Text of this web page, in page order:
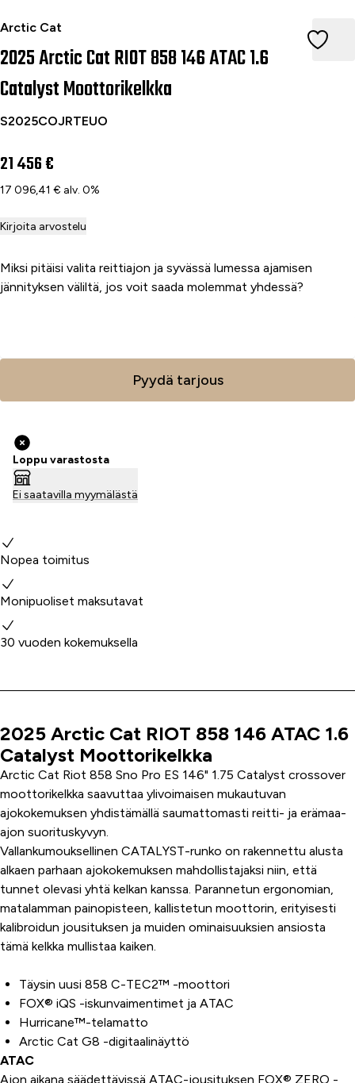
Arctic Cat
2025 Arctic Cat RIOT 858 146 ATAC 1.6 Catalyst
2025 Arctic Cat RIOT 858 146 ATAC 1.6
Catalyst Moottorikelkka
S2025COJRTEUO
21 456 €
17 096,41 € alv. 0%
Kirjoita arvostelu
Miksi pitäisi valita reittiajon ja syvässä lumessa ajamisen
jännityksen väliltä, jos voit saada molemmat yhdessä?
Pyydä tarjous
Loppu varastosta
Ei saatavilla myymälästä
Miksi valita meidät?
Nopea toimitus
Monipuoliset maksutavat
30 vuoden kokemuksella
Tuoteinfo
2025 Arctic Cat RIOT 858 146 ATAC 1.6
Catalyst Moottorikelkka
Arctic Cat Riot 858 Sno Pro ES 146" 1.75 Catalyst crossover
moottorikelkka saavuttaa ylivoimaisen mukautuvan
ajokokemuksen yhdistämällä saumattomasti reitti- ja erämaa-
ajon suorituskyvyn.
Vallankumouksellinen CATALYST-runko on rakennettu alusta
alkaen parhaan ajokokemuksen mahdollistajaksi niin, että
tunnet olevasi yhtä kelkan kanssa. Parannetun ergonomian,
matalamman painopisteen, kallistetun moottorin, erityisesti
kalibroidun jousituksen ja muiden ominaisuuksien ansiosta
tämä kelkka mullistaa kaiken.
Täysin uusi 858 C-TEC2™ -moottori
FOX® iQS -iskunvaimentimet ja ATAC
Hurricane™-telamatto
Arctic Cat G8 -digitaalinäyttö
ATAC
Ajon aikana säädettävissä ATAC-jousituksen FOX® ZERO -